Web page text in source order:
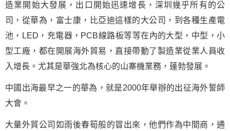
造業開始大發展，出口開始迅速增長，深圳幾乎所有的公
司，從華為，富士康，比亞迪這樣的大公司，到各種生產電
池，LED，充電器，PCB線路板等等在內的大型，中型，小
型工廠，都在開展海外貿易，直接帶動了製造業從業人員收
入增長。尤其是華強北為核心的山寨機業務，蓬勃發展。
中國出海最早之一的華為，就是2000年舉辦的出征海外誓師
大會。
大量外貿公司如雨後春筍般的冒出來，他們作為中間商，通